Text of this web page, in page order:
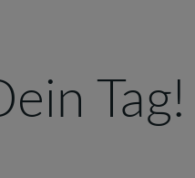
Tag!